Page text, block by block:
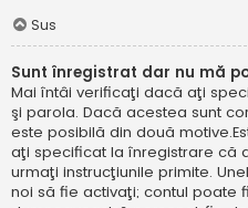
Sus
Sunt înregistrat dar nu mă
Mai întâi verificaţi dacă aţi
şi parola. Dacă acestea sunt
este posibilă din două
aţi specificat la înregistrare că
urmaţi instrucţiunile primite.
noi să fie activaţi; contul poate